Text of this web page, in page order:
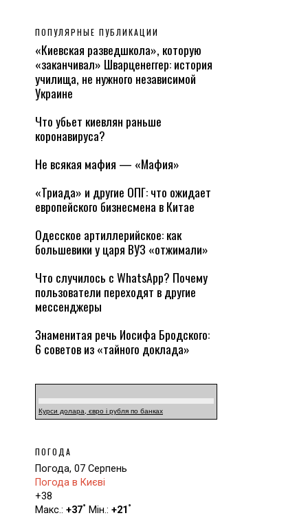
ПОПУЛЯРНЫЕ ПУБЛИКАЦИИ
«Киевская разведшкола», которую
«заканчивал» Шварценеггер: история
училища, не нужного независимой
Украине
Что убьет киевлян раньше
коронавируса?
Не всякая мафия — «Мафия»
«Триада» и другие ОПГ: что ожидает
европейского бизнесмена в Китае
Одесское артиллерийское: как
большевики у царя ВУЗ «отжимали»
Что случилось с WhatsApp? Почему
пользователи переходят в другие
мессенджеры
Знаменитая речь Иосифа Бродского:
6 советов из «тайного доклада»
Курси долара, євро і рубля по банках
ПОГОДА
Погода, 07 Серпень
Погода в Києві
+38
Макс.: +37° Мін.: +21 °